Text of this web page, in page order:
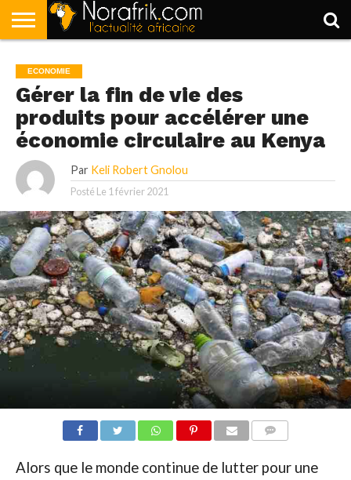
POLITIQUE
SOCIÉTÉ
ECONOMIE
SPORT
LIFESTYLE
ECONOMIE
Gérer la fin de vie des
produits pour accélérer une
économie circulaire au Kenya
Par Keli Robert Gnolou
Posté Le 1 février 2021
Alors que le monde continue de lutter pour une